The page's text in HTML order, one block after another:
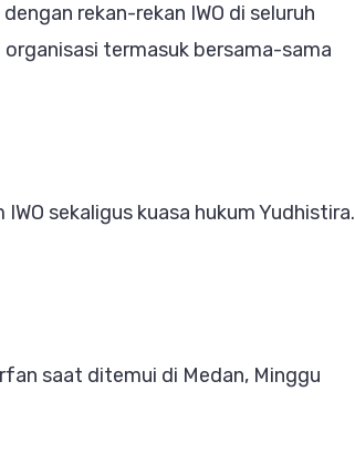
rekan-rekan IWO di seluruh
termasuk bersama-sama
sekaligus kuasa hukum Yudhistira.
saat ditemui di Medan, Minggu